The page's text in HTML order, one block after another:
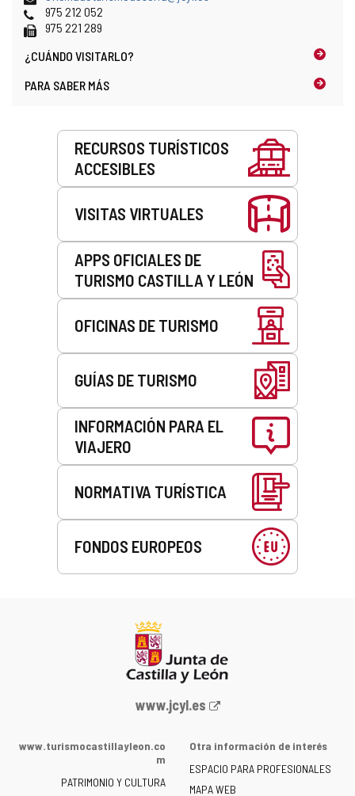
de
correo
electrónico
Teléfonos
975 212 052
Fax 975 221 289
¿CUÁNDO VISITARLO?
PARA SABER MÁS
RECURSOS TURÍSTICOS
ACCESIBLES
VISITAS VIRTUALES
APPS OFICIALES DE
TURISMO CASTILLA Y LEÓN
OFICINAS DE TURISMO
GUÍAS DE TURISMO
INFORMACIÓN PARA EL
VIAJERO
NORMATIVA TURÍSTICA
FONDOS EUROPEOS
Portal
la
de
www.jcyl.es
www.turismocastillayleon.co
m
PATRIMONIO Y CULTURA
Otra información de interés
ESPACIO PARA PROFESIONALES
MAPA WEB